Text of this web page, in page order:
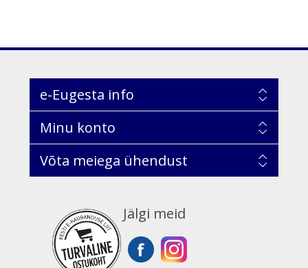
e-Eugesta info
Minu konto
Võta meiega ühendust
Jälgi meid